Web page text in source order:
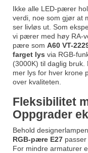
Ikke alle LED-pærer
verdi, noe som gjør at
ser livløs ut. Som
vi pærer med høy RA-
pære som A60 VT-
farget lys via RGB-
(3000K) til daglig bruk.
mer lys for hver krone
over kvaliteten.
Fleksibilitet
Oppgrader
Behold
RGB-pære E27
For mindre armaturer